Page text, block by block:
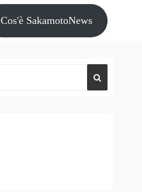
Cos'è SakamotoNews